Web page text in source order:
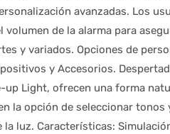
avanzadas. Los
de la alarma para
y variados. Opciones de
y Accesorios.
Light, ofrecen una forma
la opción de seleccionar tonos
luz. Características: